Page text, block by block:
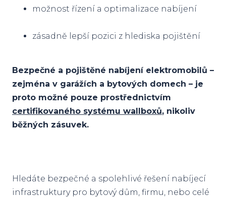
možnost řízení a optimalizace nabíjení
zásadně lepší pozici z hlediska pojištění
Bezpečné a pojištěné nabíjení elektromobilů –
zejména v garážích a bytových domech – je
proto možné pouze prostřednictvím
certifikovaného systému wallboxů, nikoliv
běžných zásuvek.
Hledáte bezpečné a spolehlivé řešení nabíjecí
infrastruktury pro bytový dům, firmu, nebo celé